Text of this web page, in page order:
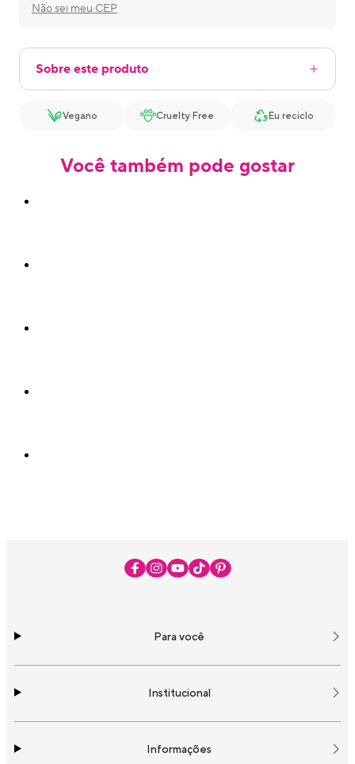
Não sei meu CEP
Sobre este produto
Vegano Cruelty Free Eu reciclo
Você também pode gostar
Para você
Institucional
Informações